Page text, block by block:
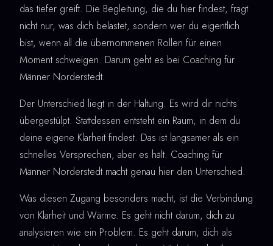
das tiefer greift. Die Begleitung, die du hier findest, fragt
nicht nur, was dich belastet, sondern wer du eigentlich
bist, wenn all die übernommenen Rollen für einen
Moment schweigen. Darum geht es bei Coaching für
Männer Norderstedt.
Der Unterschied liegt in der Haltung. Es wird dir nichts
übergestülpt. Stattdessen entsteht ein Raum, in dem du
deine eigene Klarheit findest. Das ist langsamer als ein
schnelles Versprechen, aber es hält. Coaching für
Männer Norderstedt macht genau hier den Unterschied.
Was diesen Zugang besonders macht, ist die Verbindung
von Klarheit und Wärme. Es geht nicht darum, dich zu
analysieren wie ein Problem. Es geht darum, dich als